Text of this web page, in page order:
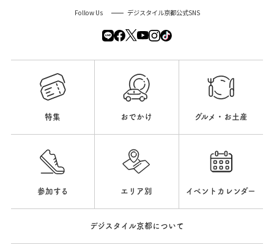
Follow Us デジスタイル京都公式SNS
特集 おでかけ グルメ・お土産
参加する エリア別 イベントカレンダー
デジスタイル京都について